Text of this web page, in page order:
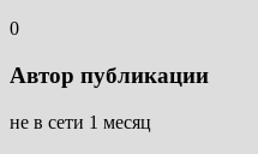
0
Автор публикации
не в сети 1 месяц